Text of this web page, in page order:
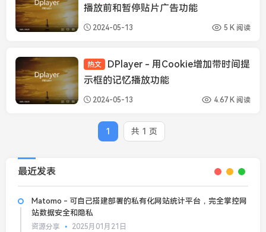
播放前和暂停贴片广告功能
2024-05-13 5 K 阅读
DPlayer
热文
DPlayer - 用Cookie增加带时间提
示框的记忆播放功能
2024-05-13 4.67 K 阅读
1 共 1 页
最近发表
Matomo - 可自己搭建部署的私有化网站统计平台，完全掌控网
站数据安全和隐私
资源分享 2025月01月21日